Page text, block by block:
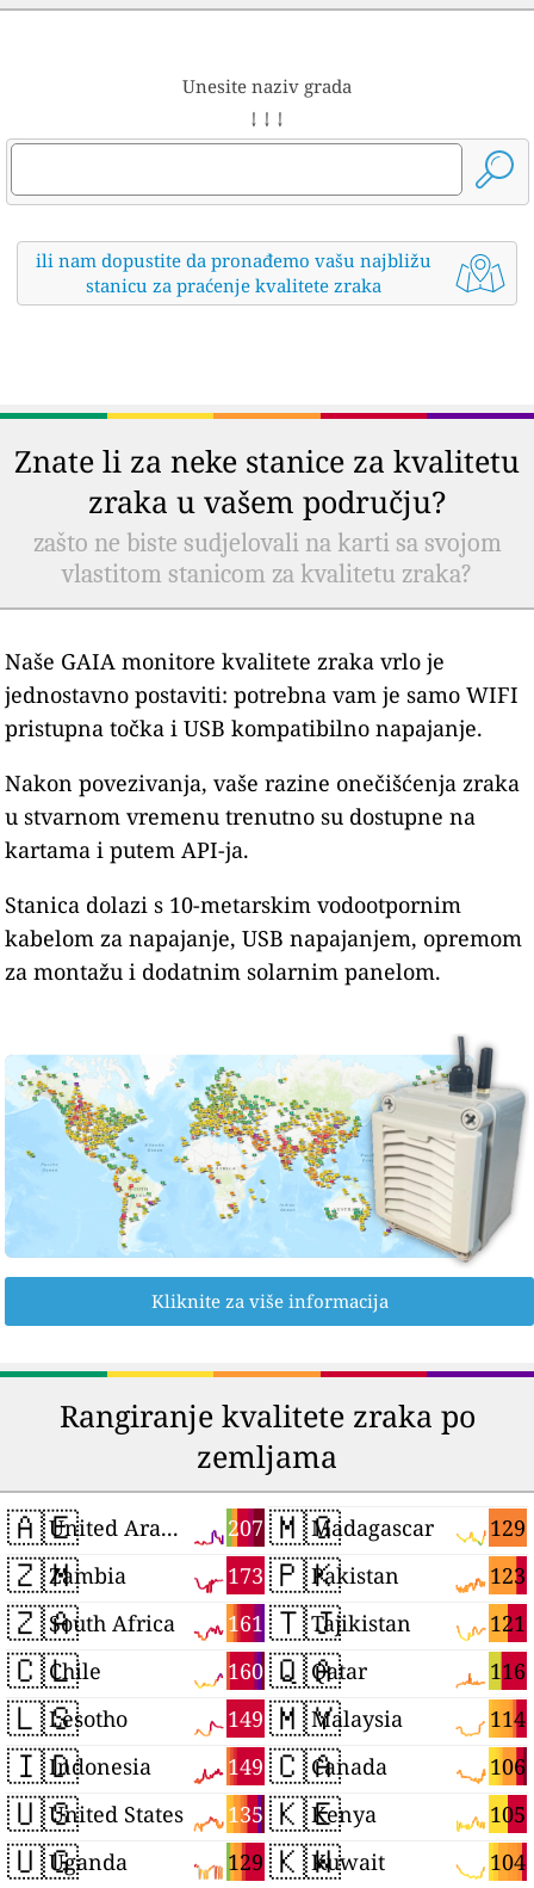
Unesite naziv grada
↓ ↓ ↓
ili nam dopustite da pronađemo vašu najbližu
stanicu za praćenje kvalitete zraka
Znate li za neke stanice za kvalitetu
zraka u vašem području?
zašto ne biste sudjelovali na karti sa svojom
vlastitom stanicom za kvalitetu zraka?
Naše GAIA monitore kvalitete zraka vrlo je
jednostavno postaviti: potrebna vam je samo WIFI
pristupna točka i USB kompatibilno napajanje.
Nakon povezivanja, vaše razine onečišćenja zraka
u stvarnom vremenu trenutno su dostupne na
kartama i putem API-ja.
Stanica dolazi s 10-metarskim vodootpornim
kabelom za napajanje, USB napajanjem, opremom
za montažu i dodatnim solarnim panelom.
Kliknite za više informacija
Rangiranje kvalitete zraka po
zemljama
🇦🇪 207
United Arab Emirates
🇿🇲 173
Zambia
🇿🇦 161
South Africa
🇨🇱 160
Chile
🇱🇸 149
Lesotho
🇮🇩 149
Indonesia
🇺🇸 135
United States
🇺🇬 129
Uganda
🇲🇬 129
Madagascar
🇵🇰 123
Pakistan
🇹🇯 121
Tajikistan
🇶🇦 116
Qatar
🇲🇾 114
Malaysia
🇨🇦 106
Canada
🇰🇪 105
Kenya
🇰🇼 104
Kuwait